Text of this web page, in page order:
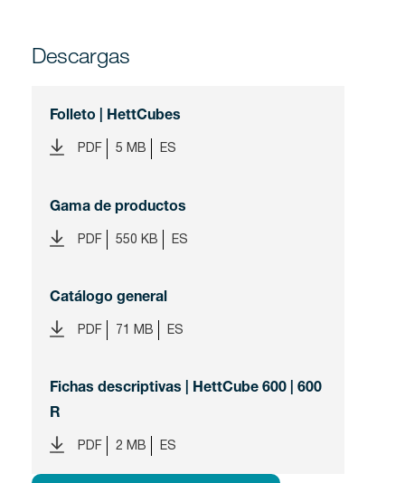
Descargas
Folleto | HettCubes
PDF 5 MB ES
Gama de productos
PDF 550 KB ES
Catálogo general
PDF 71 MB ES
Fichas descriptivas | HettCube 600 | 600
R
PDF 2 MB ES